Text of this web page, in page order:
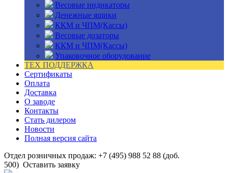
Весовые индикаторы
Денежные ящики
ККМ и ЧПМ(Кассы)
Весовые дозаторы
ККМ и ЧПМ(Кассы)
Упаковочное оборудование
ТЕХ ПОДДЕРЖКА
Сертификаты
Оплата
Доставка
О заводе
Контакты
Стать дилером
Новости
Полная версия сайта
Отдел розничных продаж: +7 (495) 988 52 88 (доб.
500) Оставить заявку